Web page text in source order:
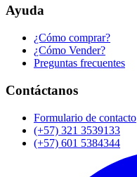
Ayuda
¿Cómo comprar?
¿Cómo Vender?
Preguntas frecuentes
Contáctanos
Formulario de contacto
(+57) 321 3539133
(+57) 601 5384344